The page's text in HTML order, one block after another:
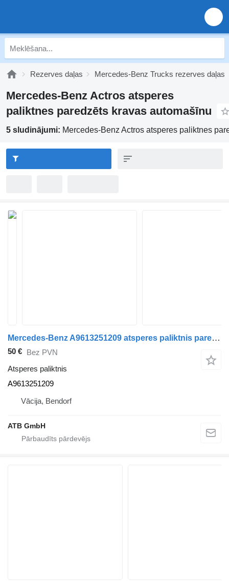
Rezerves daļas Mercedes-Benz Trucks rezerves daļas
Mercedes-Benz Actros atsperes
paliktnes paredzēts kravas automašīnu
5 sludinājumi: Mercedes-Benz Actros atsperes paliktnes
Mercedes-Benz A9613251209 atsperes paliktnis paredzēts Mercedes-Benz Actros MP4 2545 Euro6 kravas automašīnas
50 € Bez PVN
Atsperes paliktnis
A9613251209
Vācija, Bendorf
ATB GmbH